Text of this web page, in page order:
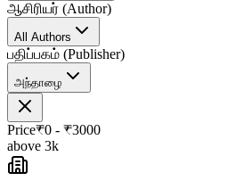
ஆசிரியர் (Author)
All Authors
பதிப்பகம் (Publisher)
அந்தாழை
Price₹0 - ₹3000
above 3k